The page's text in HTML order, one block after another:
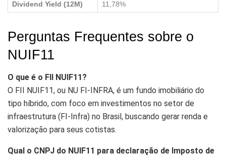
Dividend Yield (12M) 11,78%
Perguntas Frequentes sobre o
NUIF11
O que é o FII NUIF11?
O FII NUIF11, ou NU FI-INFRA, é um fundo imobiliário do
tipo híbrido, com foco em investimentos no setor de
infraestrutura (FI-Infra) no Brasil, buscando gerar renda e
valorização para seus cotistas.
Qual o CNPJ do NUIF11 para declaração de Imposto de